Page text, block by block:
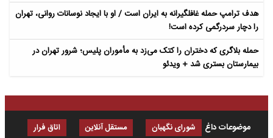
هدف ترامپ حمله غافلگیرانه به ایران است / او با ایجاد نوسانات روانی، تهران
را دچار سردرگمی کرده است!
حمله بلاگری که دختران را کتک می‌زد به مأموران پلیس؛ شرور تهران در
بیمارستان بستری شد + ویدئو
موضوعات داغ شورای نگهبان مستقل آنلاین اتاق فرار